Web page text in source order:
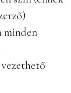
minden
vezethető